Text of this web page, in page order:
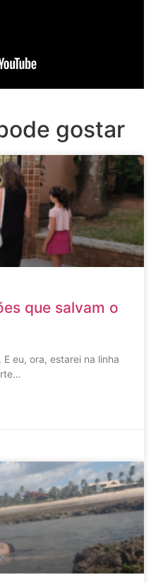
gostar
que salvam o
eu, ora, estarei na linha